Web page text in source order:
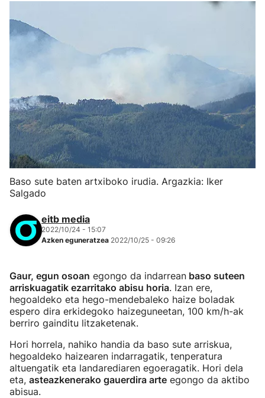
Baso sute baten artxiboko irudia. Argazkia: Iker
Salgado
eitb media
2022/10/24 - 15:07
Azken eguneratzea 2022/10/25 - 09:26
Gaur, egun osoan egongo da indarrean baso suteen
arriskuagatik ezarritako abisu horia. Izan ere,
hegoaldeko eta hego-mendebaleko haize boladak
espero dira erkidegoko haizeguneetan, 100 km/h-ak
berriro gainditu litzaketenak.
Hori horrela, nahiko handia da baso sute arriskua,
hegoaldeko haizearen indarragatik, tenperatura
altuengatik eta landarediaren egoeragatik. Hori dela
eta, asteazkenerako gauerdira arte egongo da aktibo
abisua.